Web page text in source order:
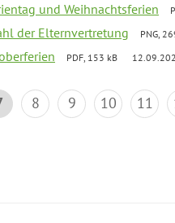
und Weihnachtsferien
der Elternvertretung PNG,
PDF, 153 kB
8 9 10 11